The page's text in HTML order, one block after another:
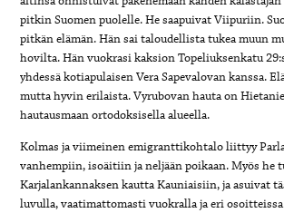
pitkin Suomen puolelle. He saapuivat Viipuriin.
pitkän elämän. Hän sai taloudellista tukea muun
hovilta. Hän vuokrasi kaksion Topeliuksenkatu
yhdessä kotiapulaisen Vera Sapevalovan kanssa.
mutta hyvin erilaista. Vyrubovan hauta on
hautausmaan ortodoksisella alueella.
Kolmas ja viimeinen emigranttikohtalo liittyy
vanhempiin, isoäitiin ja neljään poikaan. Myös he
Karjalankannaksen kautta Kauniaisiin, ja asuivat
luvulla, vaatimattomasti vuokralla ja eri